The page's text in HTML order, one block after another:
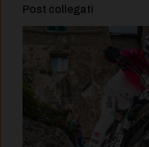
Post collegati